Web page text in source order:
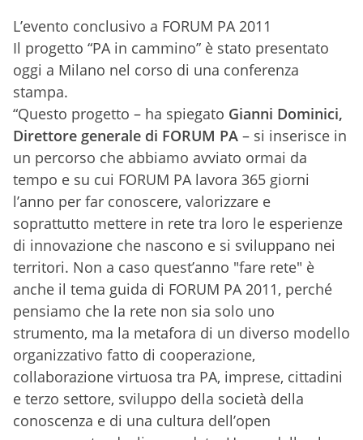
L’evento conclusivo a FORUM PA 2011
Il progetto “PA in cammino” è stato presentato
oggi a Milano nel corso di una conferenza
stampa.
“Questo progetto – ha spiegato Gianni Dominici,
Direttore generale di FORUM PA – si inserisce in
un percorso che abbiamo avviato ormai da
tempo e su cui FORUM PA lavora 365 giorni
l’anno per far conoscere, valorizzare e
soprattutto mettere in rete tra loro le esperienze
di innovazione che nascono e si sviluppano nei
territori. Non a caso quest’anno "fare rete" è
anche il tema guida di FORUM PA 2011, perché
pensiamo che la rete non sia solo uno
strumento, ma la metafora di un diverso modello
organizzativo fatto di cooperazione,
collaborazione virtuosa tra PA, imprese, cittadini
e terzo settore, sviluppo della società della
conoscenza e di una cultura dell’open